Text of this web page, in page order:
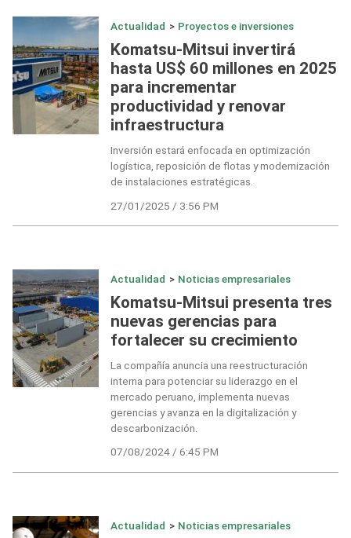
Actualidad > Proyectos e inversiones
Komatsu-Mitsui invertirá
hasta US$ 60 millones en 2025
para incrementar
productividad y renovar
infraestructura
Inversión estará enfocada en optimización
logística, reposición de flotas y modernización
de instalaciones estratégicas.
27/01/2025 / 3:56 PM
Actualidad > Noticias empresariales
Komatsu-Mitsui presenta tres
nuevas gerencias para
fortalecer su crecimiento
La compañía anuncia una reestructuración
interna para potenciar su liderazgo en el
mercado peruano, implementa nuevas
gerencias y avanza en la digitalización y
descarbonización.
07/08/2024 / 6:45 PM
Actualidad > Noticias empresariales